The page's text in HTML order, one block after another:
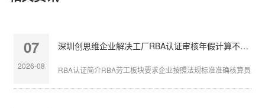
07
2026-08
深圳创思维企业解决工厂RBA认证审核年假计算不准确
RBA认证简介RBA劳工板块要求企业按照法规标准准确核算员工